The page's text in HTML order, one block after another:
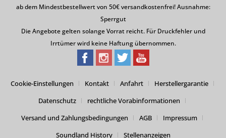
ab dem Mindestbestellwert von 50€ versandkostenfrei! Ausnahme:
Sperrgut
Die Angebote gelten solange Vorrat reicht. Für Druckfehler und
Irrtümer wird keine Haftung übernommen.
Cookie-Einstellungen Kontakt Anfahrt
Herstellergarantie
Datenschutz
rechtliche Vorabinformationen
Versand und Zahlungsbedingungen
AGB
Impressum
Soundland History
Stellenanzeigen